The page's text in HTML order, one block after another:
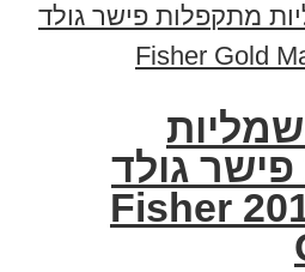
גולד
מגנזיום 2016 Fisher